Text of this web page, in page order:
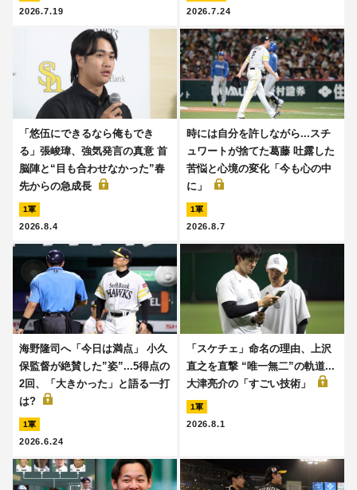
2026.7.19 2026.7.24
「悠伍にできるなら俺もでき
る」張峻瑋、強気発言の真意 首
脳陣と“目も合わせなかった”春
先からの急成長
1軍
2026.8.4
時には自分を許しながら...スチ
ュワートが捨てた葛藤 吐露した
苦悩と心境の変化「今も心の中
に」
1軍
2026.8.7
海野隆司へ「今日は満点」 小久
保監督が絶賛した”姿”...5得点の
2回、「大きかった」と語る一打
は?
1軍
2026.6.24
「スケチェ」命名の理由、上沢
直之を直撃 “唯一無二”の軌道...
大津亮介の「すごい技術」
1軍
2026.8.1